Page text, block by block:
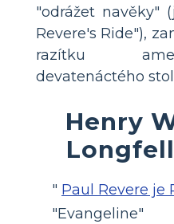
"odrážet navěky"
Revere's Ride"),
razítku
devatenáctého
Henry
" Paul Revere je
"Evangeline"